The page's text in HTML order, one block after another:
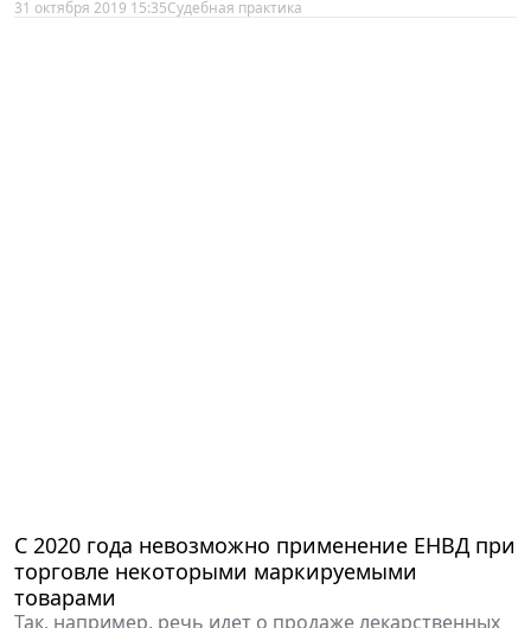
торговле некоторыми маркируемыми
товарами
Так, например, речь идет о продаже лекарственных